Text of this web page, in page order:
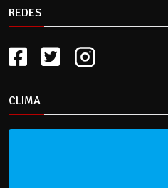
REDES
CLIMA